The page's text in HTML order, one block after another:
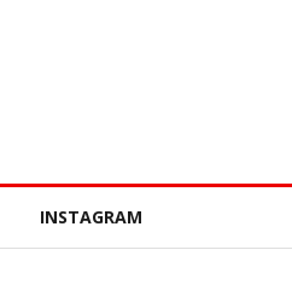
INSTAGRAM